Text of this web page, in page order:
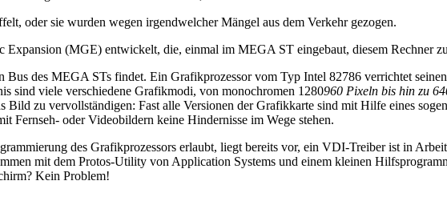
oder sie wurden wegen irgendwelcher Mängel aus dem Verkehr gezogen.
(MGE) entwickelt, die, einmal im MEGA ST eingebaut, diesem Rechner
des MEGA STs findet. Ein Grafikprozessor vom Typ Intel 82786 verrichtet
sind viele verschiedene Grafikmodi, von monochromen 1280960 Pixeln bis hin zu
zu vervollständigen: Fast alle Versionen der Grafikkarte sind mit Hilfe eines
Fernseh- oder Videobildern keine Hindernisse im Wege stehen.
des Grafikprozessors erlaubt, liegt bereits vor, ein VDI-Treiber ist in
mit dem Protos-Utility von Application Systems und einem kleinen
Kein Problem!